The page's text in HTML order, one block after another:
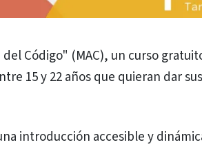
Código" (MAC), un curso
15 y 22 años que quieran dar
introducción accesible y